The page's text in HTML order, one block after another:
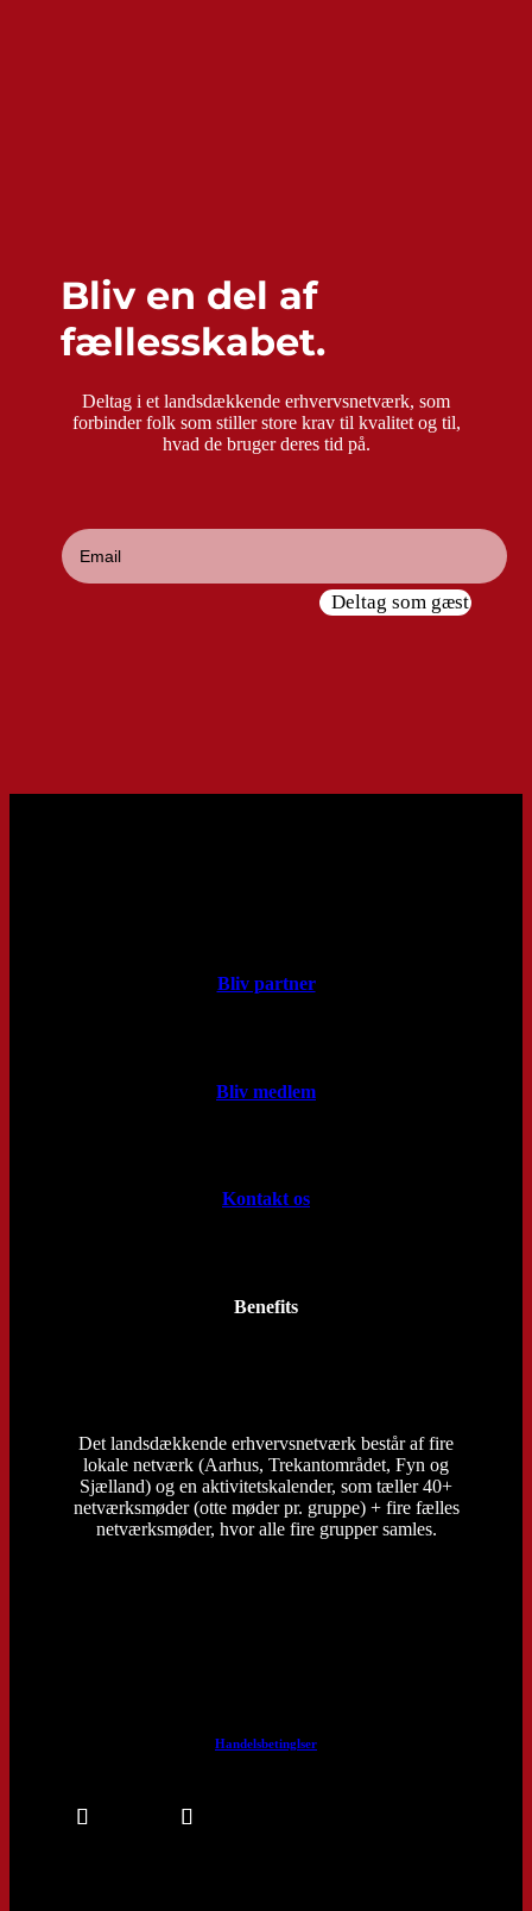
Bliv en del af
fællesskabet.
Deltag i et landsdækkende erhvervsnetværk, som
forbinder folk som stiller store krav til kvalitet og til,
hvad de bruger deres tid på.
Deltag som gæst
Bliv partner
Bliv medlem
Kontakt os
Benefits
Det landsdækkende erhvervsnetværk består af fire
lokale netværk (Aarhus, Trekantområdet, Fyn og
Sjælland) og en aktivitetskalender, som tæller 40+
netværksmøder (otte møder pr. gruppe) + fire fælles
netværksmøder, hvor alle fire grupper samles.
Handelsbetinglser